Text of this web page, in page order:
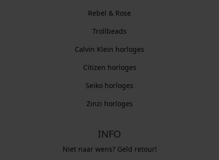
Rebel & Rose
Trollbeads
Calvin Klein horloges
Citizen horloges
Seiko horloges
Zinzi horloges
INFO
Niet naar wens? Geld retour!